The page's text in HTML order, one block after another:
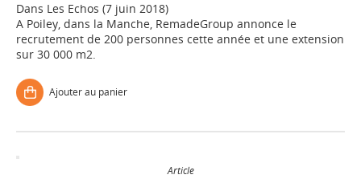
Dans Les Echos (7 juin 2018)
A Poiley, dans la Manche, RemadeGroup annonce le
recrutement de 200 personnes cette année et une extension
sur 30 000 m2.
Ajouter au panier
Article